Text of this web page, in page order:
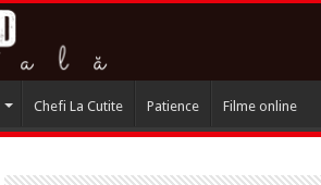
Chefi La Cutite Patience Filme online